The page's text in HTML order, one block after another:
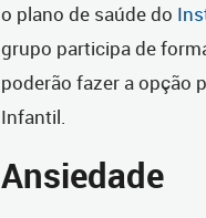
o plano de saúde do
grupo participa de
poderão fazer a opção
Infantil.
Ansiedade